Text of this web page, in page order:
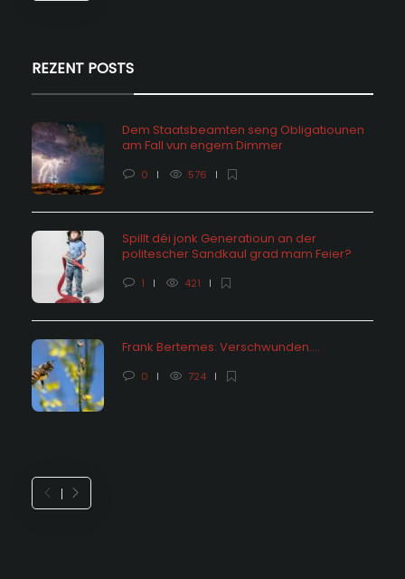
REZENT POSTS
Dem Staatsbeamten seng Obligatiounen
am Fall vun engem Dimmer
0 576
Spillt déi jonk Generatioun an der
politescher Sandkaul grad mam Feier?
1 421
Frank Bertemes: Verschwunden….
0 724